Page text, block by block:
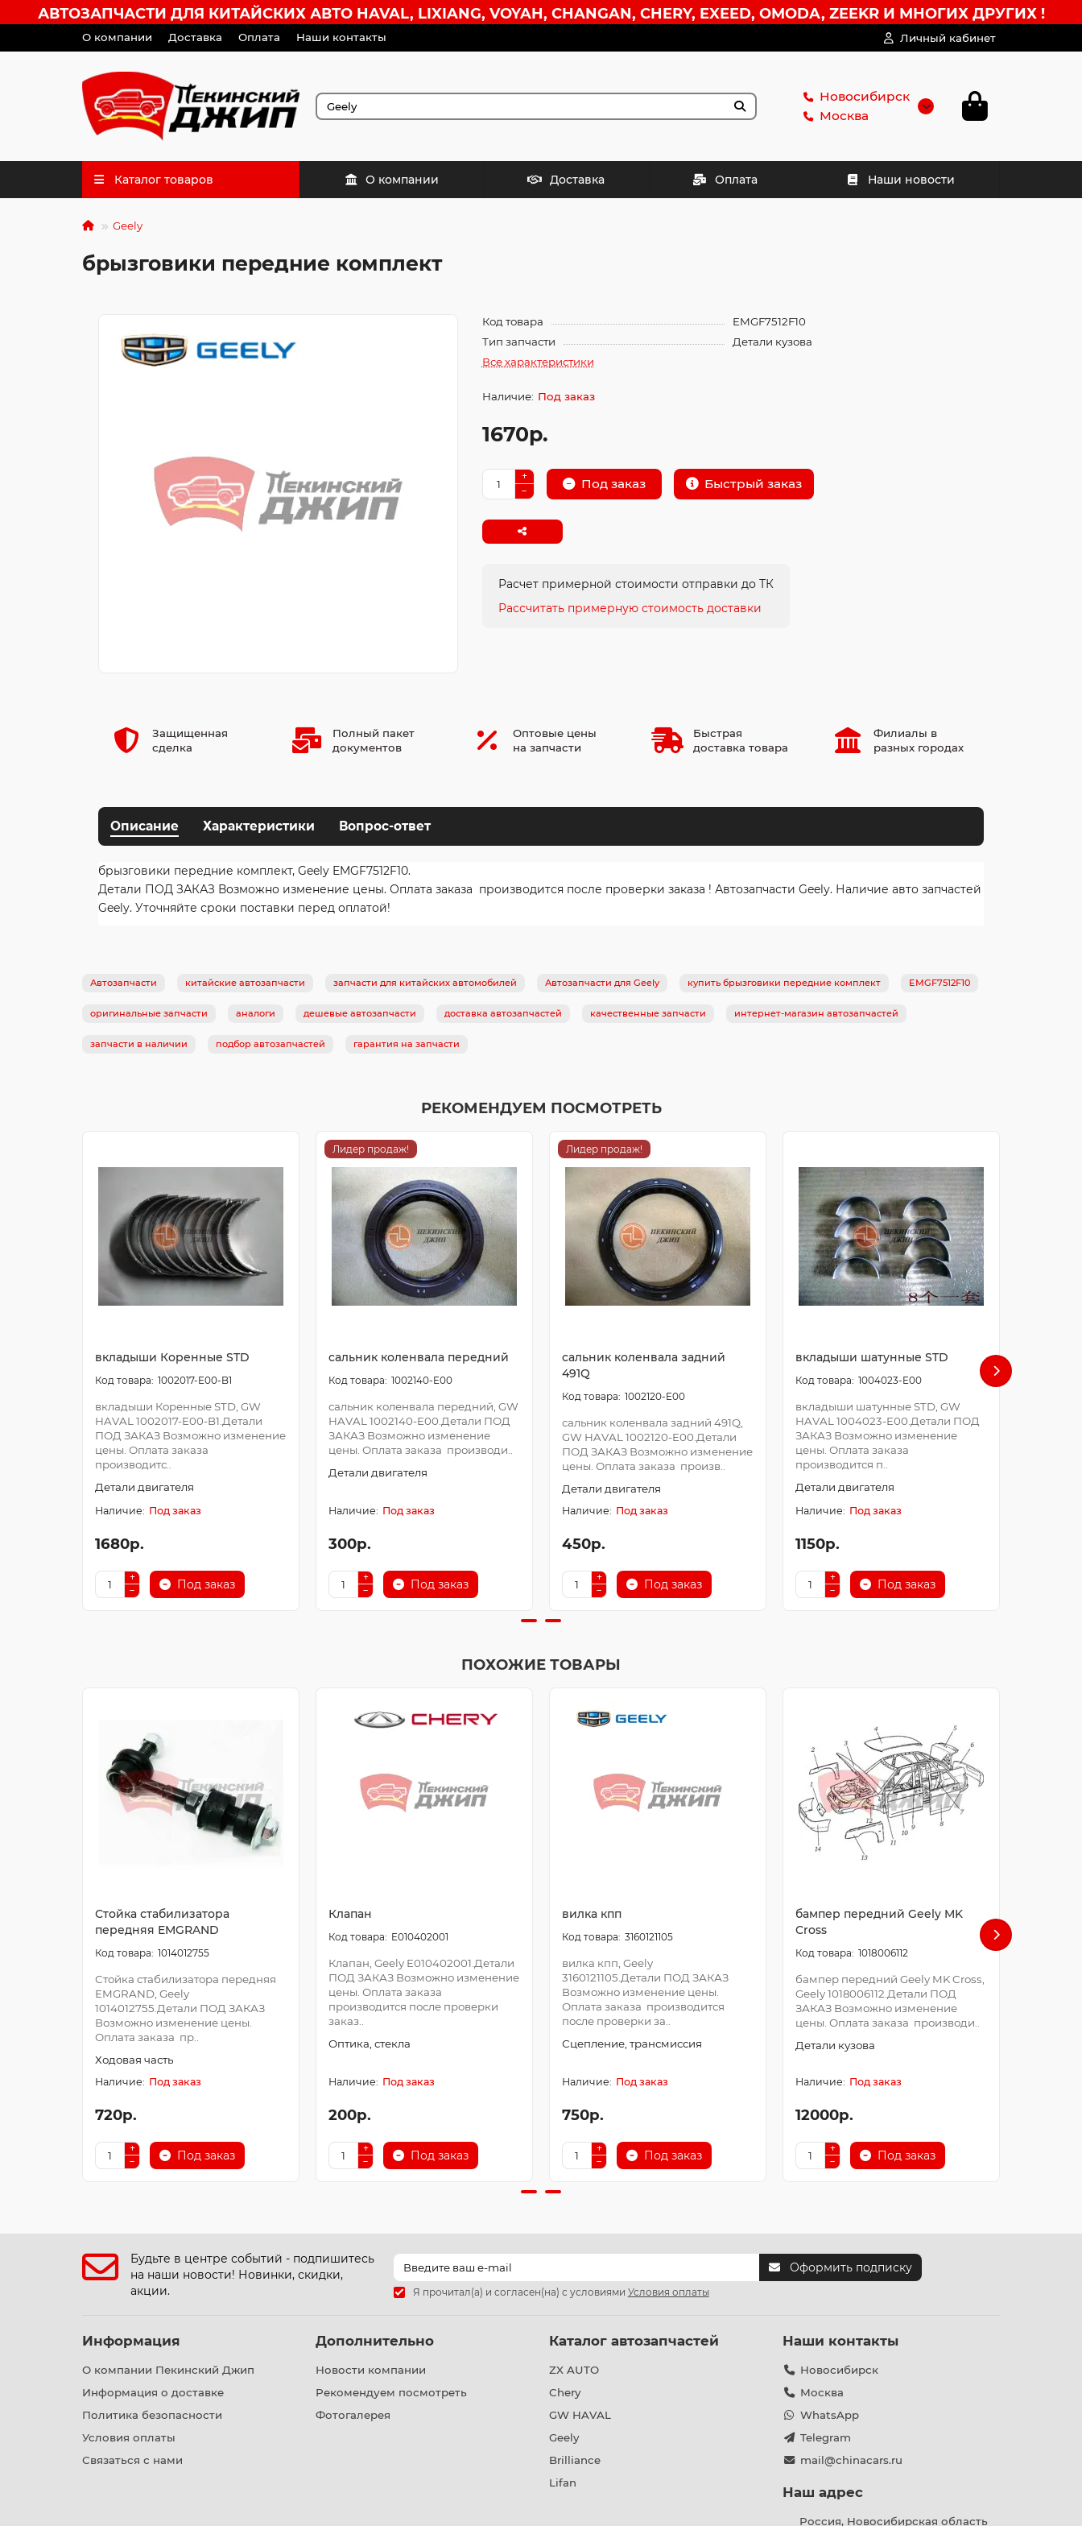
АВТОЗАПЧАСТИ ДЛЯ КИТАЙСКИХ АВТО HAVAL, LIXIANG, VOYAH, CHANGAN, CHERY, EXEED, OMODA, ZEEKR И МНОГИХ ДРУГИХ !
О компании Доставка Оплата Наши контакты Личный кабинет
Новосибирск
Москва
Каталог товаров О компании Доставка Оплата Наши новости
Geely
брызговики передние комплект
Код товара
EMGF7512F10
Тип запчасти
Детали кузова
Все характеристики
Под заказ
1670р.
Под заказ Быстрый заказ
Расчет примерной стоимости отправки до ТК
Рассчитать примерную стоимость доставки
Защищенная
сделка
Полный пакет
документов
Оптовые цены
на запчасти
Быстрая
доставка товара
Филиалы в
разных городах
Описание Характеристики Вопрос-ответ
брызговики передние комплект, Geely EMGF7512F10.
Детали ПОД ЗАКАЗ Возможно изменение цены. Оплата заказа производится после проверки заказа ! Автозапчасти Geely. Наличие авто запчастей
Geely. Уточняйте сроки поставки перед оплатой!
Автозапчасти китайские автозапчасти запчасти для китайских автомобилей Автозапчасти для Geely купить брызговики передние комплект EMGF7512F10
оригинальные запчасти аналоги дешевые автозапчасти доставка автозапчастей качественные запчасти интернет-магазин автозапчастей
запчасти в наличии подбор автозапчастей гарантия на запчасти
РЕКОМЕНДУЕМ ПОСМОТРЕТЬ
вкладыши Коренные STD
1002017-E00-B1
вкладыши Коренные STD, GW
HAVAL 1002017-E00-B1.Детали
ПОД ЗАКАЗ Возможно изменение
цены. Оплата заказа
производитс..
Детали двигателя
Под заказ
1680р.
Под заказ
Лидер продаж!
сальник коленвала передний
1002140-E00
сальник коленвала передний, GW
HAVAL 1002140-E00.Детали ПОД
ЗАКАЗ Возможно изменение
цены. Оплата заказа производи..
Детали двигателя
Под заказ
300р.
Под заказ
Лидер продаж!
сальник коленвала задний
491Q
1002120-E00
сальник коленвала задний 491Q,
GW HAVAL 1002120-E00.Детали
ПОД ЗАКАЗ Возможно изменение
цены. Оплата заказа произв..
Детали двигателя
Под заказ
450р.
Под заказ
вкладыши шатунные STD
1004023-E00
вкладыши шатунные STD, GW
HAVAL 1004023-E00.Детали ПОД
ЗАКАЗ Возможно изменение
цены. Оплата заказа
производится п..
Детали двигателя
Под заказ
1150р.
Под заказ
ПОХОЖИЕ ТОВАРЫ
Стойка стабилизатора
передняя EMGRAND
1014012755
Стойка стабилизатора передняя
EMGRAND, Geely
1014012755.Детали ПОД ЗАКАЗ
Возможно изменение цены.
Оплата заказа пр..
Ходовая часть
Под заказ
720р.
Под заказ
Клапан
E010402001
Клапан, Geely E010402001.Детали
ПОД ЗАКАЗ Возможно изменение
цены. Оплата заказа
производится после проверки
заказ..
Оптика, стекла
Под заказ
200р.
Под заказ
вилка кпп
3160121105
вилка кпп, Geely
3160121105.Детали ПОД ЗАКАЗ
Возможно изменение цены.
Оплата заказа производится
после проверки за..
Сцепление, трансмиссия
Под заказ
750р.
Под заказ
бампер передний Geely MK
Cross
1018006112
бампер передний Geely MK Cross,
Geely 1018006112.Детали ПОД
ЗАКАЗ Возможно изменение
цены. Оплата заказа производи..
Детали кузова
Под заказ
12000р.
Под заказ
Будьте в центре событий - подпишитесь
на наши новости! Новинки, скидки,
акции.
Оформить подписку
Я прочитал(а) и согласен(на) с условиями Условия оплаты
Информация
О компании Пекинский Джип
Информация о доставке
Политика безопасности
Условия оплаты
Связаться с нами
Дополнительно
Новости компании
Рекомендуем посмотреть
Фотогалерея
Каталог автозапчастей
ZX AUTO
Chery
GW HAVAL
Geely
Brilliance
Lifan
Наши контакты
Новосибирск
Москва
WhatsApp
Telegram
mail@chinacars.ru
Наш адрес
Россия, Новосибирская область